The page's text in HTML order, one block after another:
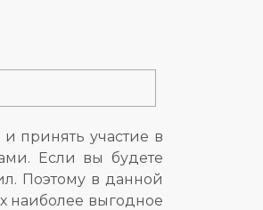
принять участие в
Если вы будете
Поэтому в данной
наиболее выгодное